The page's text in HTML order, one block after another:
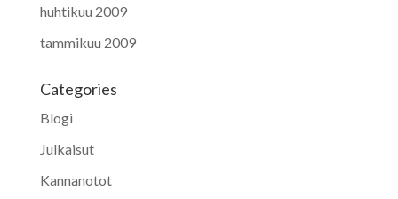
huhtikuu 2009
tammikuu 2009
Categories
Blogi
Julkaisut
Kannanotot